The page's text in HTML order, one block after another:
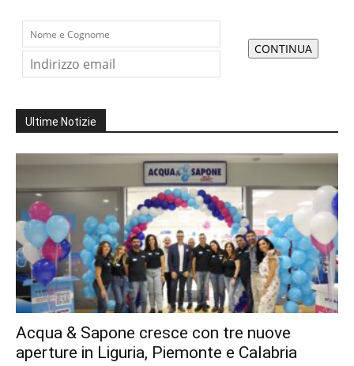
Ultime Notizie
Acqua & Sapone cresce con tre nuove
aperture in Liguria, Piemonte e Calabria